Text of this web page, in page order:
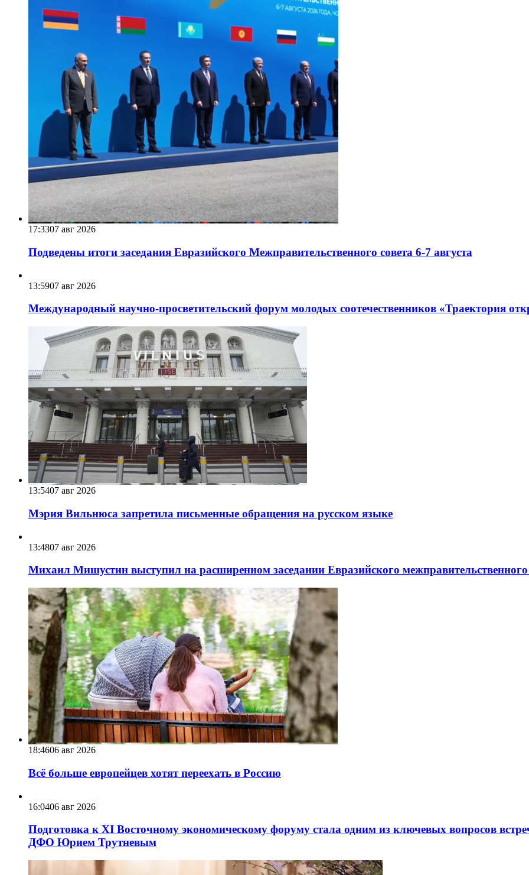
17:3307 авг 2026
Подведены итоги заседания Евразийского Межправительственного совета 6-7 августа
13:5907 авг 2026
Международный научно-просветительский форум молодых соотечественников «Траектория
13:5407 авг 2026
Мэрия Вильнюса запретила письменные обращения на русском языке
13:4807 авг 2026
Михаил Мишустин выступил на расширенном заседании Евразийского
18:4606 авг 2026
Всё больше европейцев хотят переехать в Россию
16:0406 авг 2026
Подготовка к XI Восточному экономическому форуму стала одним из ключевых вопросов
ДФО Юрием Трутневым